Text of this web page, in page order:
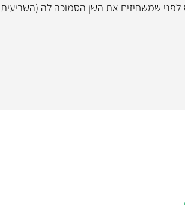
שמשחיזים את השן הסמוכה לה (השביעית